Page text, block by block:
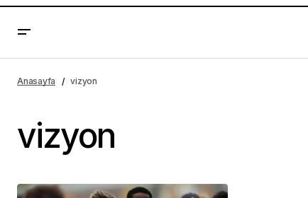
Anasayfa vizyon
vizyon